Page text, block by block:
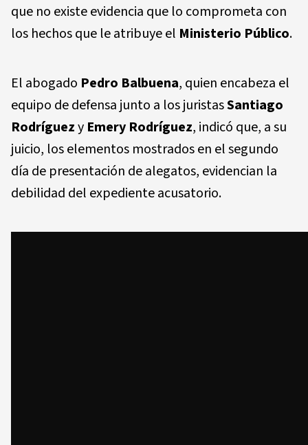
que no existe evidencia que lo comprometa con
los hechos que le atribuye el Ministerio Público.
El abogado Pedro Balbuena, quien encabeza el
equipo de defensa junto a los juristasSantiago
Rodríguezy Emery Rodríguez, indicó que, a su
juicio, los elementos mostrados en el segundo
día de presentación de alegatos, evidencian la
debilidad del expediente acusatorio.